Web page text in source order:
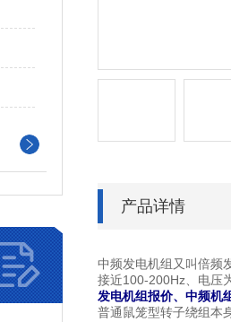
产品详情
中频发电机组又叫倍频
接近100-200Hz、电压
发电机组报价、中频机
普通鼠笼型转子绕组本